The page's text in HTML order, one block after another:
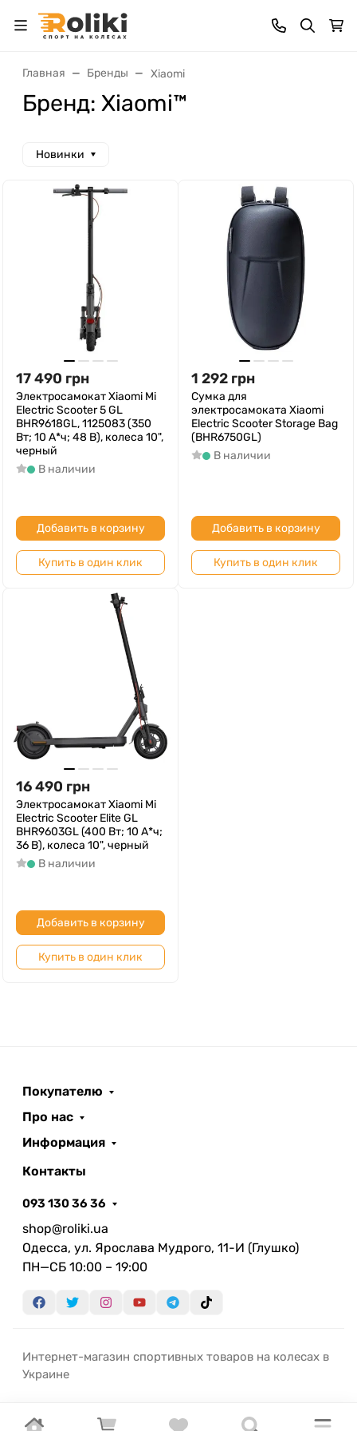
Главная Бренды Xiaomi
Бренд: Xiaomi™
Новинки
17 490 грн
Электросамокат Xiaomi Mi
Electric Scooter 5 GL
BHR9618GL, 1125083 (350
Вт; 10 А*ч; 48 В), колеса 10",
черный
В наличии
Добавить в корзину
Купить в один клик
1 292 грн
Сумка для
электросамоката Xiaomi
Electric Scooter Storage Bag
(BHR6750GL)
В наличии
Добавить в корзину
Купить в один клик
16 490 грн
Электросамокат Xiaomi Mi
Electric Scooter Elite GL
BHR9603GL (400 Вт; 10 А*ч;
36 В), колеса 10", черный
В наличии
Добавить в корзину
Купить в один клик
Покупателю
Про нас
Информация
Контакты
093 130 36 36
shop@roliki.ua
Одесса, ул. Ярослава Мудрого, 11-И (Глушко)
ПН—СБ 10:00 – 19:00
Интернет-магазин спортивных товаров на колесах в
Украине